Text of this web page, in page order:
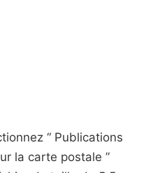
“ Publications
la carte postale ”